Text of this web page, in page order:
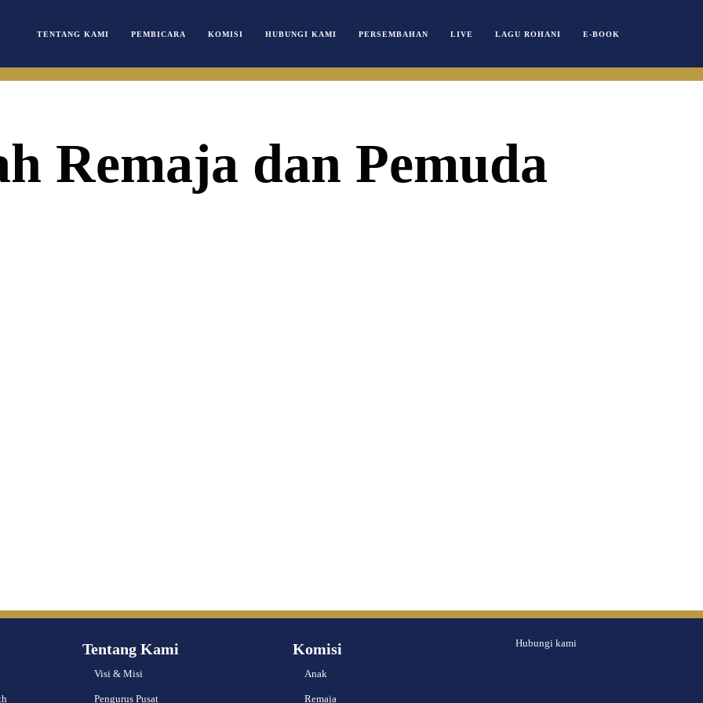
TENTANG KAMI PEMBICARA KOMISI HUBUNGI KAMI PERSEMBAHAN LIVE LAGU ROHANI E-BOOK
Remaja dan Pemuda
Tentang Kami
Visi & Misi
Pengurus Pusat
Komisi
Anak
Remaja
Hubungi kami